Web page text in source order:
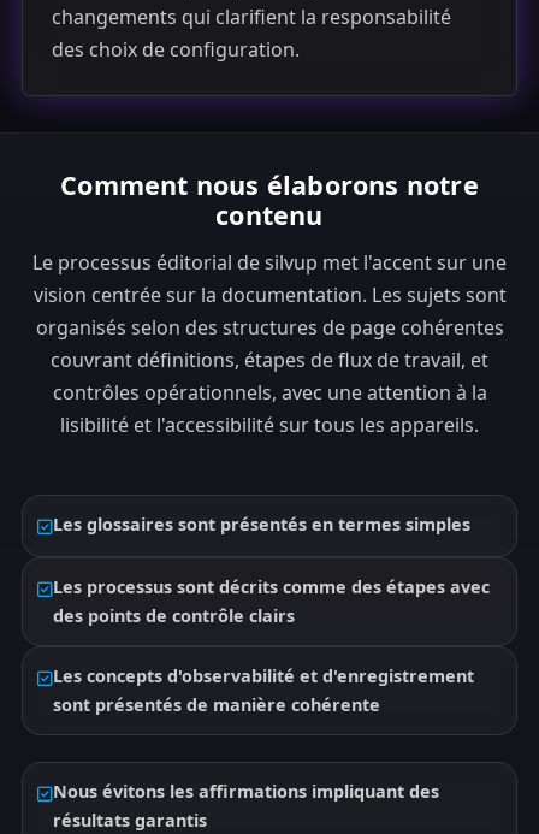
changements qui clarifient la responsabilité
des choix de configuration.
Comment nous élaborons notre
contenu
Le processus éditorial de silvup met l'accent sur une
vision centrée sur la documentation. Les sujets sont
organisés selon des structures de page cohérentes
couvrant définitions, étapes de flux de travail, et
contrôles opérationnels, avec une attention à la
lisibilité et l'accessibilité sur tous les appareils.
Les glossaires sont présentés en termes simples
Les processus sont décrits comme des étapes avec
des points de contrôle clairs
Les concepts d'observabilité et d'enregistrement
sont présentés de manière cohérente
Nous évitons les affirmations impliquant des
résultats garantis